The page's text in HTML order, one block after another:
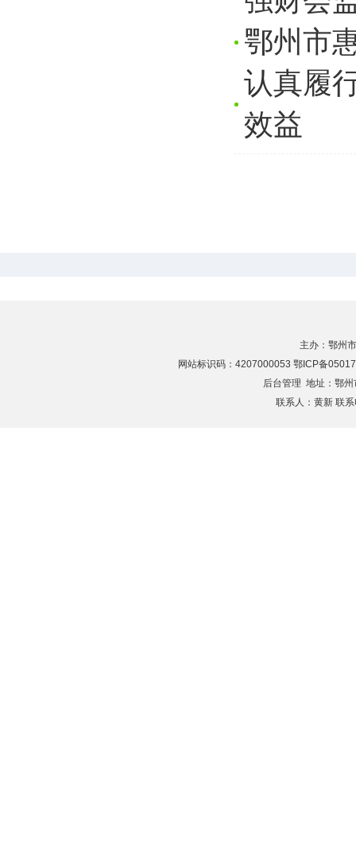
鄂州市
认真履
效益
主办：鄂州
网站标识码：4207000053 鄂ICP备
后台管理 地址：鄂
联系人：黄新 联